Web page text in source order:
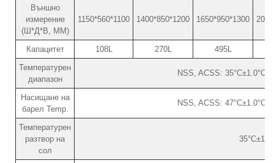
Външно
измерение
(Ш*Д*В, ММ)
1150*560*1100 1400*850*1200 1650*950*1300
Капацитет 108L 270L
495L
Температурен
диапазон
NSS, ACSS: 35°C±1.0°C /
Насищане на
барел Temp.
NSS, ACSS: 47°C±1.0°C /
Температурен
разтвор на
сол